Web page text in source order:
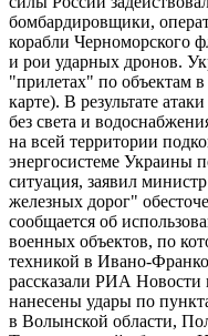
бомбардировщики,
корабли Черноморского
и рои ударных дронов.
"прилетах" по объектам
карте). В результате
без света и
на всей территории
энергосистеме Украины
ситуация, заявил
железных дорог"
сообщается об
военных объектов, по
техникой в Ивано-​
рассказали РИА Новости
нанесены удары по
в Волынской области,